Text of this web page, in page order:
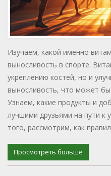
Изучаем, какой именно
выносливость в спорте.
укреплению костей, но и
выносливость, что может
Узнаем, какие продукты и
лучшими друзьями на пути к
того, рассмотрим, как
сможете добиться лучших
достижениях.
Просмотреть больше